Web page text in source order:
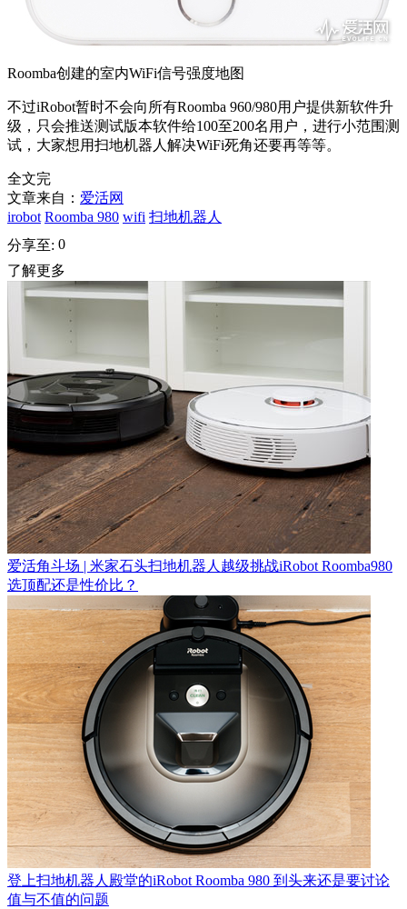
Roomba创建的室内WiFi信号强度地图
不过iRobot暂时不会向所有Roomba 960/980用户提供新软件升
级，只会推送测试版本软件给100至200名用户，进行小范围测
试，大家想用扫地机器人解决WiFi死角还要再等等。
全文完
文章来自： 爱活网
irobot Roomba 980 wifi 扫地机器人
分享至: 0
了解更多
爱活角斗场 | 米家石头扫地机器人越级挑战iRobot Roomba980
选顶配还是性价比？
登上扫地机器人殿堂的iRobot Roomba 980 到头来还是要讨论
值与不值的问题